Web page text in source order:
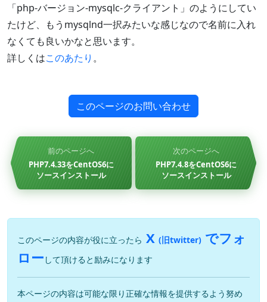
「php-バージョン-mysqlc-クライアント」のようにしてい
たけど、もうmysqlnd一択みたいな感じなので名前に入れ
なくても良いかなと思います。
詳しくはこのあたり 。
このページのお問い合わせ
前のページへ
PHP7.4.33をCentOS6に
ソースインストール
次のページへ
PHP7.4.8をCentOS6に
ソースインストール
このページの内容が役に立ったら X (旧twitter) でフォ
ロー して頂けると励みになります
本ページの内容は可能な限り正確な情報を提供するよう努め